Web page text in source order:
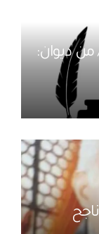
من ديوان: